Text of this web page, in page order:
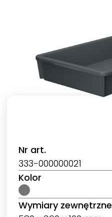
Nr art.
333-000000021
Kolor
Wymiary zewnętrzne